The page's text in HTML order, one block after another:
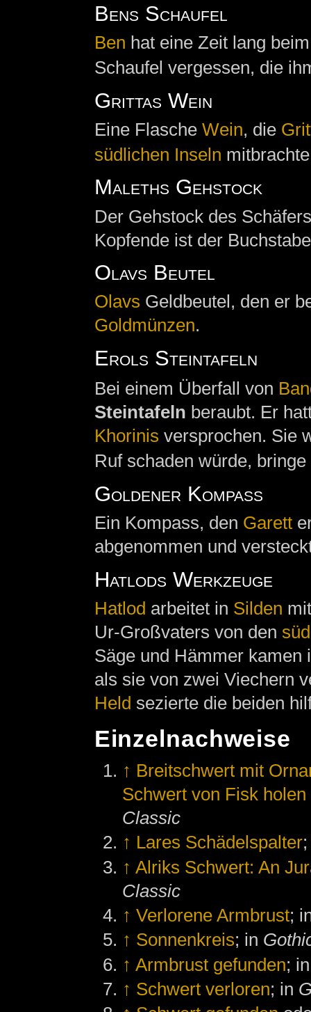
Bens Schaufel
Ben hat eine Zeit lang
Schaufel vergessen, die
Grittas Wein
Eine Flasche Wein, die
südlichen Inseln
Maleths Gehstock
Der Gehstock des
Kopfende ist der
Olavs Beutel
Olavs Geldbeutel, den er
Goldmünzen.
Erols Steintafeln
Bei einem Überfall von
Steintafeln beraubt. Er
Khorinis versprochen. Sie
Ruf schaden würde,
Goldener Kompass
Ein Kompass, den Garett
abgenommen und
Hatlods Werkzeuge
Hatlod arbeitet in Silden
Ur-Großvaters von den
Säge und Hämmer kamen
als sie von zwei Viechern
Held sezierte die beiden
Einzelnachweise
↑ Breitschwert mit
Schwert von Fisk holen
Classic
↑ Lares Schädelspalter
↑ Alriks Schwert: An
Classic
↑ Verlorene Armbrust;
↑ Sonnenkreis; in
↑ Armbrust gefunden;
↑ Schwert verloren; in